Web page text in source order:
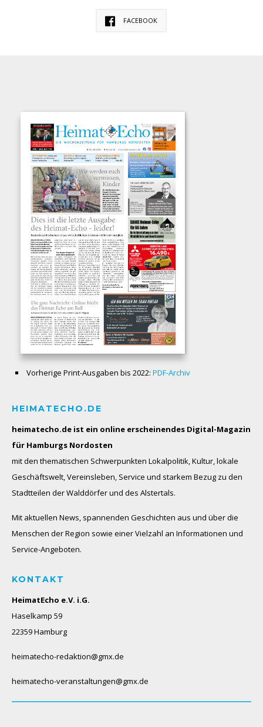
FACEBOOK
Vorherige Print-Ausgaben bis 2022: PDF-Archiv
HEIMATECHO.DE
heimatecho.de ist ein online erscheinendes Digital-Magazin
für Hamburgs Nordosten
mit den thematischen Schwerpunkten Lokalpolitik, Kultur, lokale
Geschäftswelt, Vereinsleben, Service und starkem Bezug zu den
Stadtteilen der Walddörfer und des Alstertals.
Mit aktuellen News, spannenden Geschichten aus und über die
Menschen der Region sowie einer Vielzahl an Informationen und
Service-Angeboten.
KONTAKT
HeimatEcho e.V. i.G.
Haselkamp 59
22359 Hamburg
heimatecho-redaktion@gmx.de
heimatecho-veranstaltungen@gmx.de